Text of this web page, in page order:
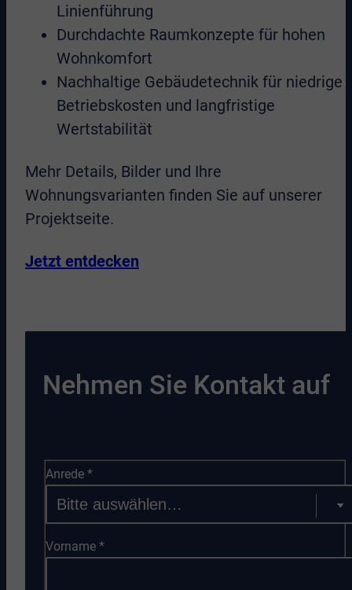
Linienführung
Durchdachte Raumkonzepte für hohen
Wohnkomfort
Nachhaltige Gebäudetechnik für niedrige
Betriebskosten und langfristige
Wertstabilität
Mehr Details, Bilder und Ihre
Wohnungsvarianten finden Sie auf unserer
Projektseite.
Jetzt entdecken
Nehmen Sie Kontakt auf
Anrede*
Vorname*